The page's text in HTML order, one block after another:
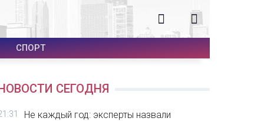
СПОРТ
СЕГОДНЯ
Не каждый год: эксперты назвали